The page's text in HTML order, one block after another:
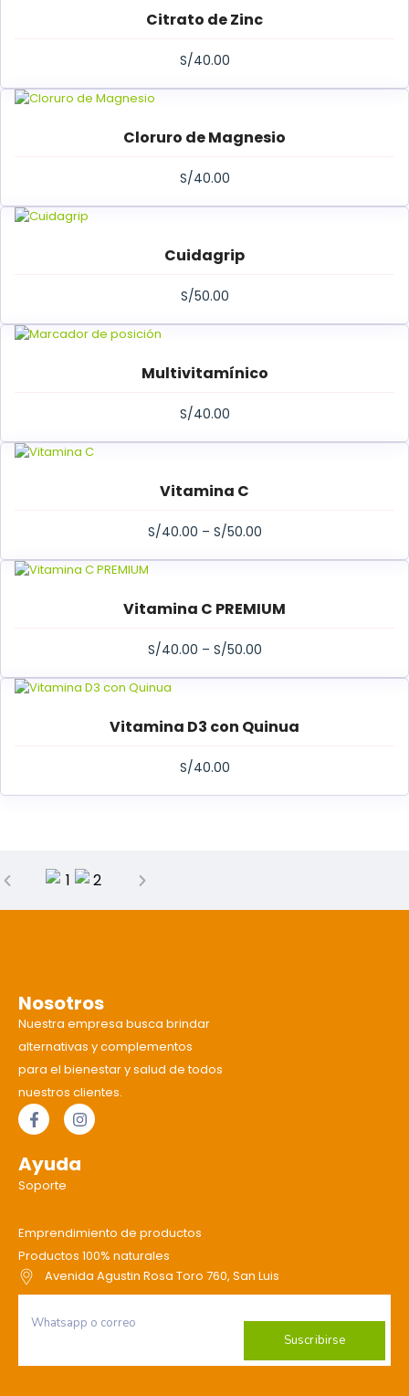
Citrato de Zinc
S/40.00
Cloruro de Magnesio
S/40.00
Cuidagrip
S/50.00
Multivitamínico
S/40.00
Vitamina C
S/40.00 – S/50.00
Vitamina C PREMIUM
S/40.00 – S/50.00
Vitamina D3 con Quinua
S/40.00
Nosotros
Nuestra empresa busca brindar
alternativas y complementos
para el bienestar y salud de todos
nuestros clientes.
Ayuda
Soporte
Emprendimiento de productos
Productos 100% naturales
Avenida Agustin Rosa Toro 760, San Luis
Suscribirse